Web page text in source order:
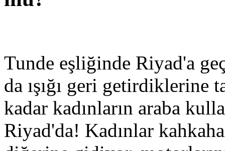
Tunde eşliğinde Riyad'a
da ışığı geri getirdiklerine
kadar kadınların araba
Riyad'da! Kadınlar